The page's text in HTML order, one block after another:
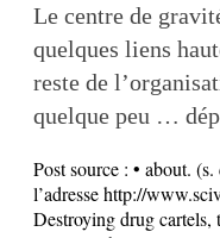
Le centre de
quelques liens
reste de
quelque peu …
Post source : • about.
l’adresse http://
Destroying drug cartels,